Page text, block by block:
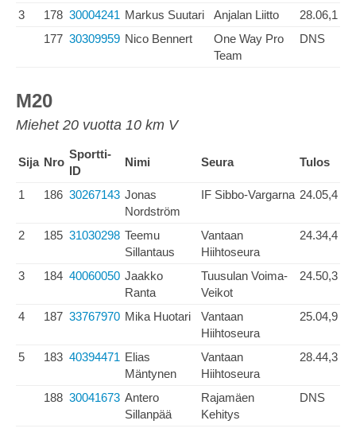
3 178 30004241 Markus Suutari Anjalan Liitto
28.06,1
177 30309959 Nico Bennert
One Way Pro
Team
DNS
M20
Miehet 20 vuotta 10 km V
Sija Nro
Sportti-
ID
Nimi Seura Tulos
1 186 30267143 Jonas
Nordström
IF Sibbo-Vargarna 24.05,4
2 185 31030298 Teemu
Sillantaus
Vantaan
Hiihtoseura
24.34,4
3 184 40060050 Jaakko
Ranta
Tuusulan Voima-
Veikot
24.50,3
4 187 33767970 Mika Huotari
Vantaan
Hiihtoseura
25.04,9
5 183 40394471 Elias
Mäntynen
Vantaan
Hiihtoseura
28.44,3
188 30041673 Antero
Sillanpää
Rajamäen
Kehitys
DNS